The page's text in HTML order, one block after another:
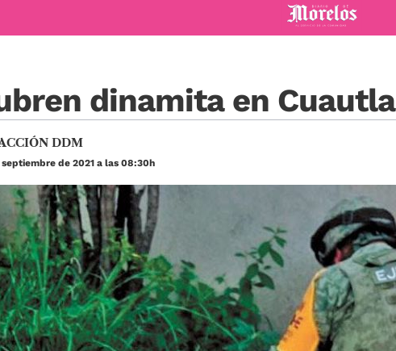
Diario de Morelos
dinamita en Cuautla
DDM
de 2021 a las 08:30h